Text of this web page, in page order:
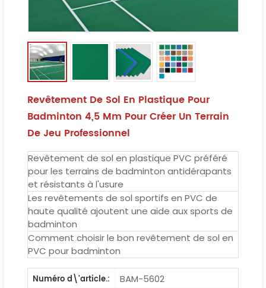
Revêtement De Sol En Plastique Pour
Badminton 4,5 Mm Pour Créer Un Terrain
De Jeu Professionnel
Revêtement de sol en plastique PVC préféré
pour les terrains de badminton antidérapants
et résistants à l'usure
Les revêtements de sol sportifs en PVC de
haute qualité ajoutent une aide aux sports de
badminton
Comment choisir le bon revêtement de sol en
PVC pour badminton
Numéro d\'article.:
BAM-5602